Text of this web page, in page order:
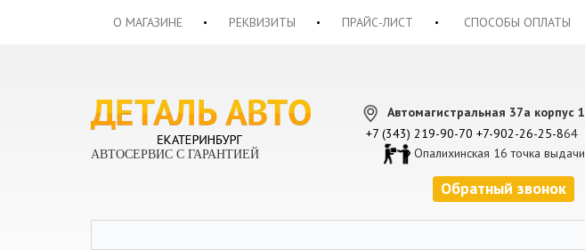
О МАГАЗИНЕ РЕКВИЗИТЫ ПРАЙС-ЛИСТ СПОСОБЫ ОПЛАТЫ
АВТОСЕРВИС С ГАРАНТИЕЙ
Автомагистральная 37а корпус 1
+7 (343) 219-90-70 +7-902-26-25-864
Опалихинская 16 точка выдачи
Обратный звонок